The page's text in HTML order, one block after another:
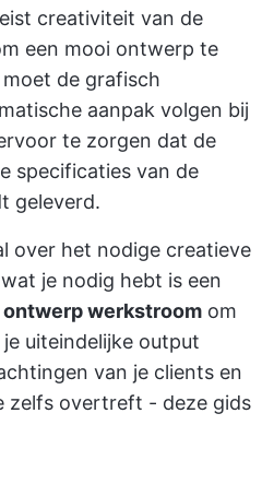
creativiteit van de
een mooi ontwerp te
de grafisch
aanpak volgen bij
te zorgen dat de
specificaties van de
geleverd.
over het nodige creatieve
je nodig hebt is een
werkstroom om
uiteindelijke output
van je clients en
zelfs overtreft - deze gids